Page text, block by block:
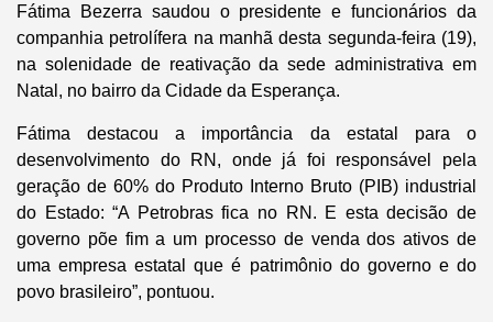
Fátima Bezerra saudou o presidente e funcionários da
companhia petrolífera na manhã desta segunda-feira (19),
na solenidade de reativação da sede administrativa em
Natal, no bairro da Cidade da Esperança.
Fátima destacou a importância da estatal para o
desenvolvimento do RN, onde já foi responsável pela
geração de 60% do Produto Interno Bruto (PIB) industrial
do Estado: “A Petrobras fica no RN. E esta decisão de
governo põe fim a um processo de venda dos ativos de
uma empresa estatal que é patrimônio do governo e do
povo brasileiro”, pontuou.